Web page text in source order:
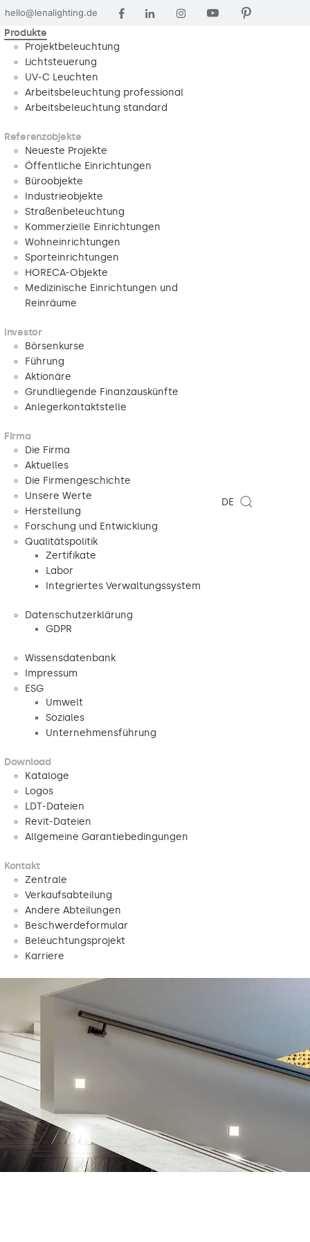
hello@lenalighting.de
Produkte
Projektbeleuchtung
Lichtsteuerung
UV-C Leuchten
Arbeitsbeleuchtung professional
Arbeitsbeleuchtung standard
Referenzobjekte
Neueste Projekte
Öffentliche Einrichtungen
Büroobjekte
Industrieobjekte
Straßenbeleuchtung
Kommerzielle Einrichtungen
Wohneinrichtungen
Sporteinrichtungen
HORECA-Objekte
Medizinische Einrichtungen und
Reinräume
Investor
Börsenkurse
Führung
Aktionäre
Grundliegende Finanzauskünfte
Anlegerkontaktstelle
Firma
Die Firma
Aktuelles
Die Firmengeschichte
Unsere Werte
Herstellung
Forschung und Entwicklung
Qualitätspolitik
Zertifikate
Labor
Integriertes Verwaltungssystem
Datenschutzerklärung
GDPR
Wissensdatenbank
Impressum
ESG
Umwelt
Soziales
Unternehmensführung
Download
Kataloge
Logos
LDT-Dateien
Revit-Dateien
Allgemeine Garantiebedingungen
Kontakt
Zentrale
Verkaufsabteilung
Andere Abteilungen
Beschwerdeformular
Beleuchtungsprojekt
Karriere
DE